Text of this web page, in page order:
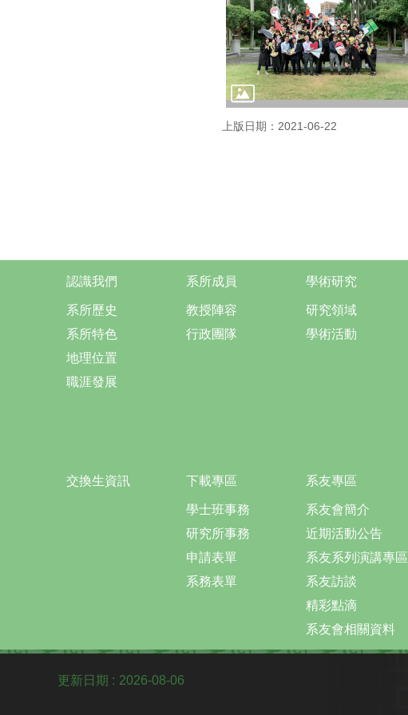
上版日期：2021-06-22
認識我們
系所歷史
系所特色
地理位置
職涯發展
系所成員
教授陣容
行政團隊
學術研究
研究領域
學術活動
交換生資訊 下載專區
學士班事務
研究所事務
申請表單
系務表單
系友專區
系友會簡介
近期活動公告
系友系列演講專區
系友訪談
精彩點滴
系友會相關資料
更新日期 2026-08-06